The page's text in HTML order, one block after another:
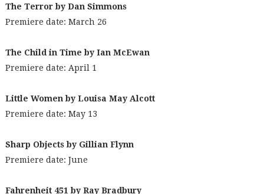
The Terror by Dan Simmons
Premiere date: March 26
The Child in Time by Ian McEwan
Premiere date: April 1
Little Women by Louisa May Alcott
Premiere date: May 13
Sharp Objects by Gillian Flynn
Premiere date: June
Fahrenheit 451 by Ray Bradbury